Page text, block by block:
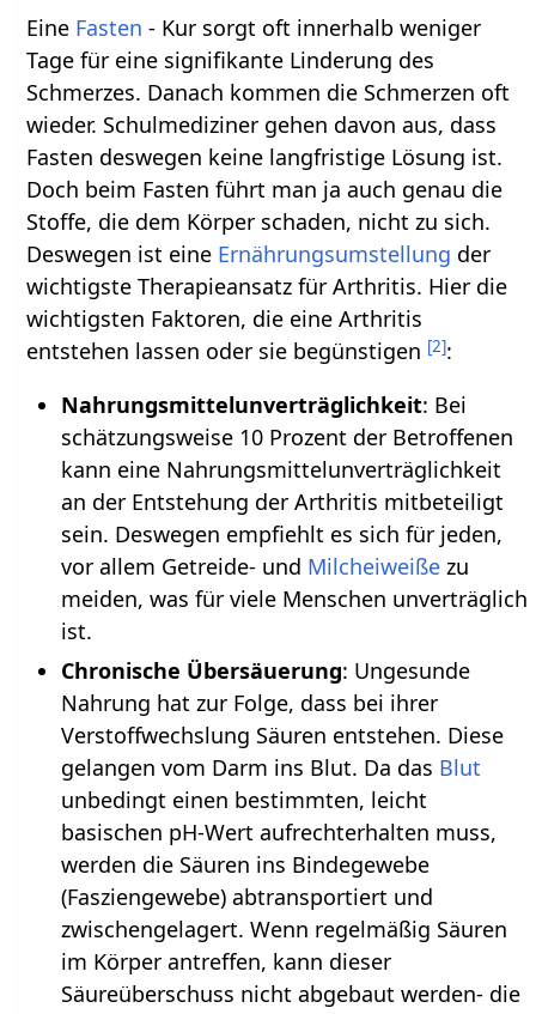
Eine Fasten - Kur sorgt oft innerhalb weniger
Tage für eine signifikante Linderung des
Schmerzes. Danach kommen die Schmerzen oft
wieder. Schulmediziner gehen davon aus, dass
Fasten deswegen keine langfristige Lösung ist.
Doch beim Fasten führt man ja auch genau die
Stoffe, die dem Körper schaden, nicht zu sich.
Deswegen ist eine Ernährungsumstellung der
wichtigste Therapieansatz für Arthritis. Hier die
wichtigsten Faktoren, die eine Arthritis
entstehen lassen oder sie begünstigen [2]:
Nahrungsmittelunverträglichkeit: Bei
schätzungsweise 10 Prozent der Betroffenen
kann eine Nahrungsmittelunverträglichkeit
an der Entstehung der Arthritis mitbeteiligt
sein. Deswegen empfiehlt es sich für jeden,
vor allem Getreide- und Milcheiweißezu
meiden, was für viele Menschen unverträglich
ist.
Chronische Übersäuerung: Ungesunde
Nahrung hat zur Folge, dass bei ihrer
Verstoffwechslung Säuren entstehen. Diese
gelangen vom Darm ins Blut. Da das Blut
unbedingt einen bestimmten, leicht
basischen pH-Wert aufrechterhalten muss,
werden die Säuren ins Bindegewebe
(Fasziengewebe) abtransportiert und
zwischengelagert. Wenn regelmäßig Säuren
im Körper antreffen, kann dieser
Säureüberschuss nicht abgebaut werden- die